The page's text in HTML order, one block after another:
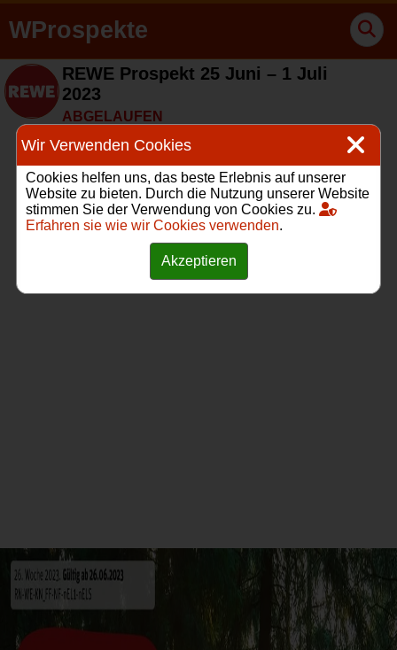
WProspekte
REWE Prospekt 25 Juni – 1 Juli
2023
ABGELAUFEN
Wir Verwenden Cookies
Cookies helfen uns, das beste Erlebnis auf unserer
Website zu bieten. Durch die Nutzung unserer Website
stimmen Sie der Verwendung von Cookies zu.
Erfahren sie wie wir Cookies verwenden.
Akzeptieren